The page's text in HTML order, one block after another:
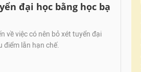
đại học bằng học bạ
về việc có nên bỏ xét tuyển đại
điểm lẫn hạn chế.